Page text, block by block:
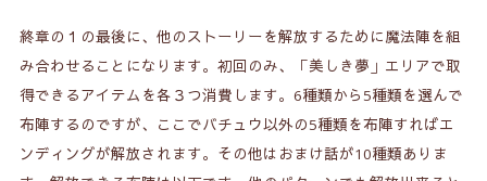
終章の１の最後に、他のストーリーを解放するために魔法陣を組
み合わせることになります。初回のみ、「美しき夢」エリアで取
得できるアイテムを各３つ消費します。6種類から5種類を選んで
布陣するのですが、ここでバチュウ以外の5種類を布陣すればエ
ンディングが解放されます。その他はおまけ話が10種類ありま